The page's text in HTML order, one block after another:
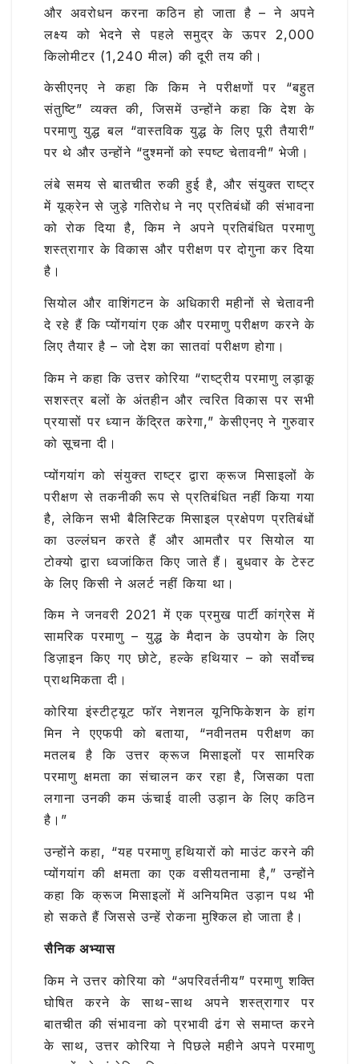
और अवरोधन करना कठिन हो जाता है – ने अपने
लक्ष्य को भेदने से पहले समुद्र के ऊपर 2,000
किलोमीटर (1,240 मील) की दूरी तय की।
केसीएनए ने कहा कि किम ने परीक्षणों पर “बहुत
संतुष्टि” व्यक्त की, जिसमें उन्होंने कहा कि देश के
परमाणु युद्ध बल “वास्तविक युद्ध के लिए पूरी तैयारी”
पर थे और उन्होंने “दुश्मनों को स्पष्ट चेतावनी” भेजी।
लंबे समय से बातचीत रुकी हुई है, और संयुक्त राष्ट्र
में यूक्रेन से जुड़े गतिरोध ने नए प्रतिबंधों की संभावना
को रोक दिया है, किम ने अपने प्रतिबंधित परमाणु
शस्त्रागार के विकास और परीक्षण पर दोगुना कर दिया
है।
सियोल और वाशिंगटन के अधिकारी महीनों से चेतावनी
दे रहे हैं कि प्योंगयांग एक और परमाणु परीक्षण करने के
लिए तैयार है – जो देश का सातवां परीक्षण होगा।
किम ने कहा कि उत्तर कोरिया “राष्ट्रीय परमाणु लड़ाकू
सशस्त्र बलों के अंतहीन और त्वरित विकास पर सभी
प्रयासों पर ध्यान केंद्रित करेगा,” केसीएनए ने गुरुवार
को सूचना दी।
प्योंगयांग को संयुक्त राष्ट्र द्वारा क्रूज मिसाइलों के
परीक्षण से तकनीकी रूप से प्रतिबंधित नहीं किया गया
है, लेकिन सभी बैलिस्टिक मिसाइल प्रक्षेपण प्रतिबंधों
का उल्लंघन करते हैं और आमतौर पर सियोल या
टोक्यो द्वारा ध्वजांकित किए जाते हैं। बुधवार के टेस्ट
के लिए किसी ने अलर्ट नहीं किया था।
किम ने जनवरी 2021 में एक प्रमुख पार्टी कांग्रेस में
सामरिक परमाणु – युद्ध के मैदान के उपयोग के लिए
डिज़ाइन किए गए छोटे, हल्के हथियार – को सर्वोच्च
प्राथमिकता दी।
कोरिया इंस्टीट्यूट फॉर नेशनल यूनिफिकेशन के हांग
मिन ने एएफपी को बताया, “नवीनतम परीक्षण का
मतलब है कि उत्तर क्रूज मिसाइलों पर सामरिक
परमाणु क्षमता का संचालन कर रहा है, जिसका पता
लगाना उनकी कम ऊंचाई वाली उड़ान के लिए कठिन
है।”
उन्होंने कहा, “यह परमाणु हथियारों को माउंट करने की
प्योंगयांग की क्षमता का एक वसीयतनामा है,” उन्होंने
कहा कि क्रूज मिसाइलों में अनियमित उड़ान पथ भी
हो सकते हैं जिससे उन्हें रोकना मुश्किल हो जाता है।
सैनिक अभ्यास
किम ने उत्तर कोरिया को “अपरिवर्तनीय” परमाणु शक्ति
घोषित करने के साथ-साथ अपने शस्त्रागार पर
बातचीत की संभावना को प्रभावी ढंग से समाप्त करने
के साथ, उत्तर कोरिया ने पिछले महीने अपने परमाणु